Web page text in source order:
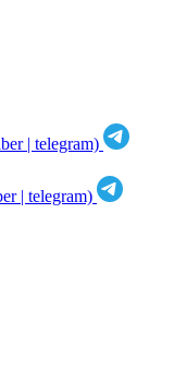
| telegram)
| telegram)